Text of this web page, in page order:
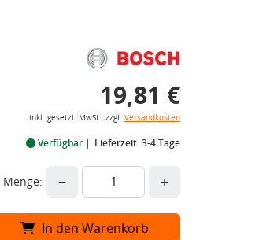
19,81 €
inkl. gesetzl. MwSt., zzgl. Versandkosten
Verfügbar Lieferzeit: 3-4 Tage
Menge: − +
In den Warenkorb